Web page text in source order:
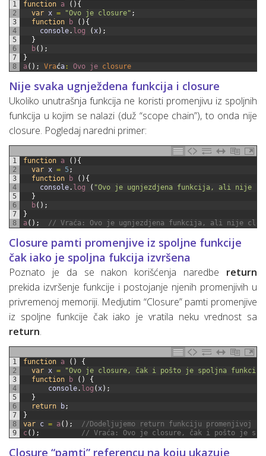
1
2
3
4
5
6
7
8
function a ( ) {
var x = "Ovo je closure" ;
function
b ( ) {
console. log ( x) ;
}
b( ) ;
}
a( ) ; Vraća : Ovo je closure
Nije svaka ugnježdena funkcija i closure
Ukoliko unutrašnja funkcija ne koristi promenjivu iz spoljnih
funkcija u kojim se nalazi (duž “scope chain”), to onda nije
closure. Pogledaj naredni primer:
1
2
3
4
5
6
7
8
function a ( ) {
var x = 5;
function
b ( ) {
console. log ( "Ovo je ugnjezdjena funkcija, ali nije
}
b( ) ;
}
a( ) ; // Vraća: Ovo je ugnjezdjena funkcija, ali nije
Closure pamti promenjive iz spoljne funkcije
čak iako je spoljna fukcija izvršena
Poznato je da se nakon korišćenja naredbe return
prekida izvršenje funkcije i postojanje njenih promenjivih u
privremenoj memoriji. Medjutim “Closure” pamti promenjive
iz spoljne funkcije čak iako je vratila neku vrednost sa
return.
1
2
3
4
5
6
7
8
9
function a ( )
{
var x =
"Ovo je closure, čak i pošto je spoljna
function
b ( )
{
console. log ( x) ;
}
return
b;
}
var c = a( ) ;
//Dodeljujemo return funkciju promenjivoj
c( ) ; // Vraća: Ovo je closure, čak i pošto je
Closure “pamti” referencu na koju ukazuje